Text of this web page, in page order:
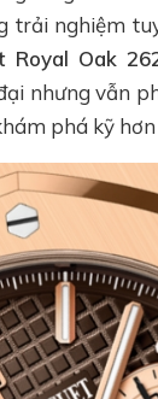
trải nghiệm
Oak
nhưng vẫn
phá kỹ